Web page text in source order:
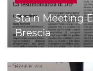
Stain Meeting
Brescia